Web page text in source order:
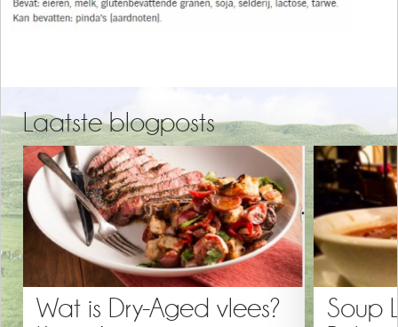
Laatste blogposts
Wat is Dry-Aged vlees?
Soup